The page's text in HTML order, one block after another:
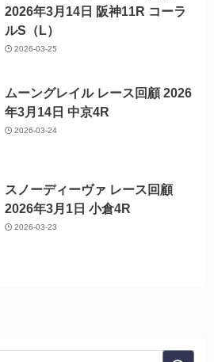
2026年3月14日 阪神11R コーラ
ルS（L）
2026-03-25
ムーングレイル レース回顧 2026
年3月14日 中京4R
2026-03-24
スノーディーヴァ レース回顧
2026年3月1日 小倉4R
2026-03-23